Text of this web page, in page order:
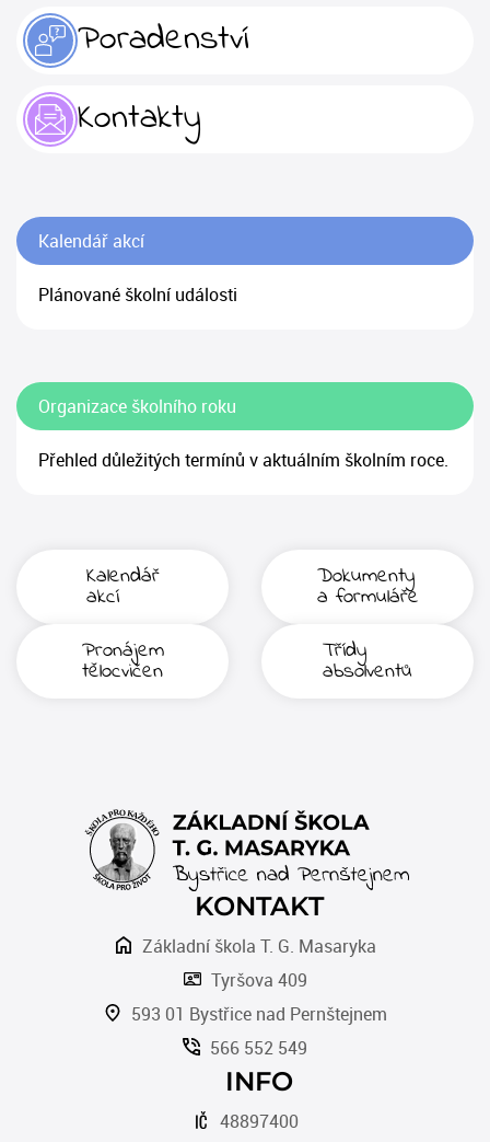
Poradenství
Kontakty
Kalendář akcí
Plánované školní události
Organizace školního roku
Přehled důležitých termínů v aktuálním školním roce.
Kalendář
akcí
Dokumenty
a formuláře
Pronájem
tělocvičen
Třídy
absolventů
KONTAKT
Základní škola T. G. Masaryka
Tyršova 409
593 01 Bystřice nad Pernštejnem
566 552 549
INFO
48897400